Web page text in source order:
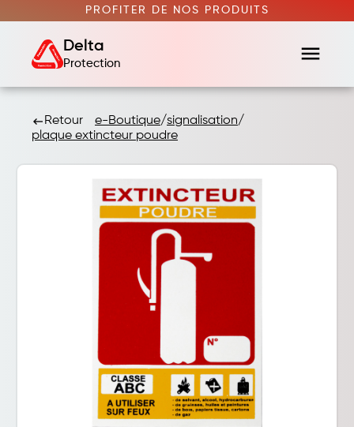
PROFITER DE NOS PRODUITS
Delta
Protection menu
keyboard_backspaceRetour e-Boutique/signalisation/
plaque extincteur poudre